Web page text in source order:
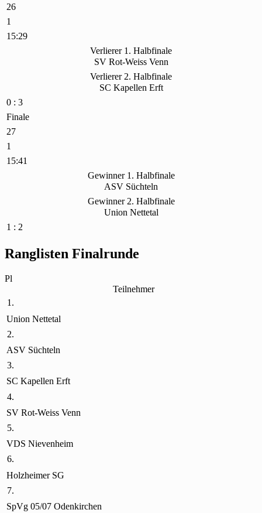
26
1
15:29
Verlierer 1. Halbfinale
SV Rot-Weiss Venn
Verlierer 2. Halbfinale
SC Kapellen Erft
0 : 3
Finale
27
1
15:41
Gewinner 1. Halbfinale
ASV Süchteln
Gewinner 2. Halbfinale
Union Nettetal
1 : 2
Ranglisten Finalrunde
Pl
Teilnehmer
1.
Union Nettetal
2.
ASV Süchteln
3.
SC Kapellen Erft
4.
SV Rot-Weiss Venn
5.
VDS Nievenheim
6.
Holzheimer SG
7.
SpVg 05/07 Odenkirchen